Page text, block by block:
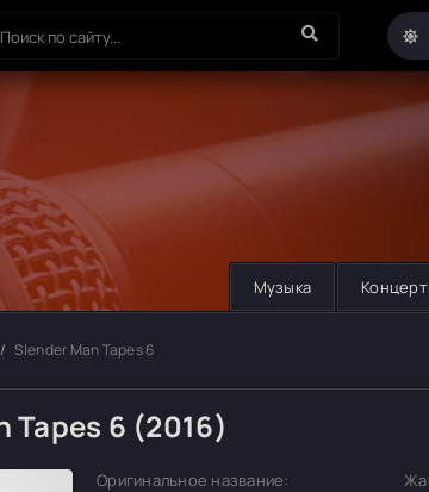
Музыка
Slender Man Tapes 6
Tapes 6 (2016)
Оригинальное название: